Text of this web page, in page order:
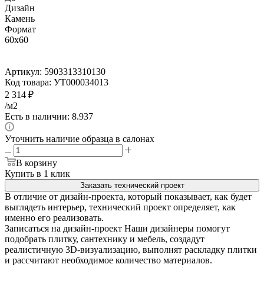
Дизайн
Камень
Формат
60x60
Артикул: 5903313310130
Код товара: УТ000034013
2 314 ₽
/м2
Есть в наличии: 8.937
Уточнить наличие образца в салонах
В корзину
Купить в 1 клик
Заказать технический проект
В отличие от дизайн-проекта, который показывает, как будет
выглядеть интерьер, технический проект определяет, как
именно его реализовать.
Записаться на дизайн-проект Наши дизайнеры помогут
подобрать плитку, сантехнику и мебель, создадут
реалистичную 3D-визуализацию, выполнят раскладку плитки
и рассчитают необходимое количество материалов.